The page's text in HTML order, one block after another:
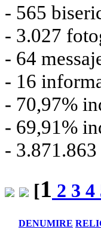
- 565
- 3.027
- 64
- 16
- 70,97%
- 69,91%
- 3.871.863
[1 2 3 4
DENUMIRE